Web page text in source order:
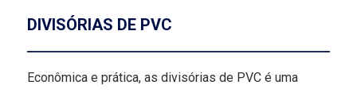
DIVISÓRIAS DE PVC
Econômica e prática, as divisórias de PVC é uma